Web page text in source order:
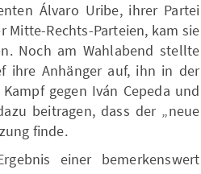
Álvaro Uribe, ihrer Partei
Mitte-Rechts-Parteien, kam sie
Noch am Wahlabend stellte
ihre Anhänger auf, ihn in der
gegen Iván Cepeda und
beitragen, dass der „neue
finde.
einer bemerkenswert